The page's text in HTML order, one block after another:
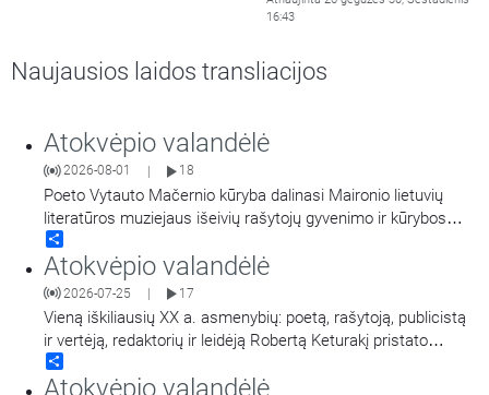
16:43
Naujausios laidos transliacijos
Atokvėpio valandėlė
2026-08-01 18
Poeto Vytauto Mačernio kūryba dalinasi Maironio lietuvių
literatūros muziejaus išeivių rašytojų gyvenimo ir kūrybos
tyrinėtoja Virginija Paplauskienė.
Atokvėpio valandėlė
2026-07-25 17
Vieną iškiliausių XX a. asmenybių: poetą, rašytoją, publicistą
ir vertėją, redaktorių ir leidėją Robertą Keturakį pristato
Maironio lietuvių literatūros muziejaus muziejininkė Virginija
Paplauskienė.
Atokvėpio valandėlė